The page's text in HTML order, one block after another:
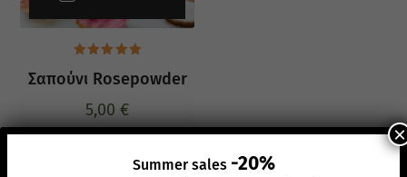
Σαπούνι Rosepowder
με
5.00
5,00€
Summer sales -20%
×